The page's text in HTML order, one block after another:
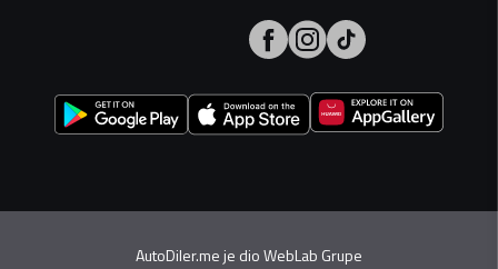
AutoDiler.me je dioWebLab Grupe